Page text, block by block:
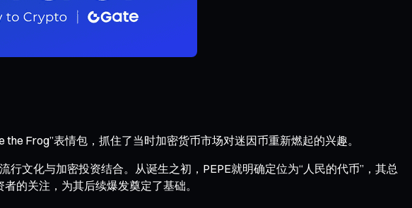
Frog”表情包，抓住了当时加密货币市场对迷因币重新燃起的兴趣。
文化与加密投资结合。从诞生之初，PEPE就明确定位为“人民的代币”，其总
的关注，为其后续爆发奠定了基础。